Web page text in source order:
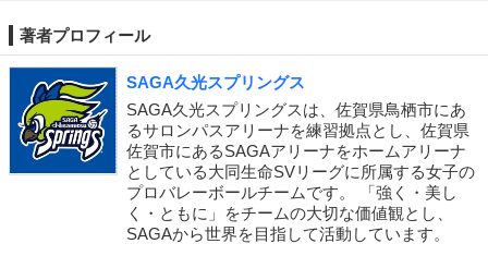
著者プロフィール
SAGA久光スプリングス
SAGA久光スプリングスは、佐賀県鳥栖市にあ
るサロンパスアリーナを練習拠点とし、佐賀県
佐賀市にあるSAGAアリーナをホームアリーナ
としている大同生命SVリーグに所属する女子の
プロバレーボールチームです。 「強く・美し
く・ともに」をチームの大切な価値観とし、
SAGAから世界を目指して活動しています。